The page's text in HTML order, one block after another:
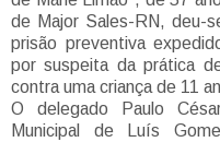
de Major Sales-RN, deu-
prisão preventiva
por suspeita da prática
contra uma criança de 11
O delegado Paulo
Municipal de Luís